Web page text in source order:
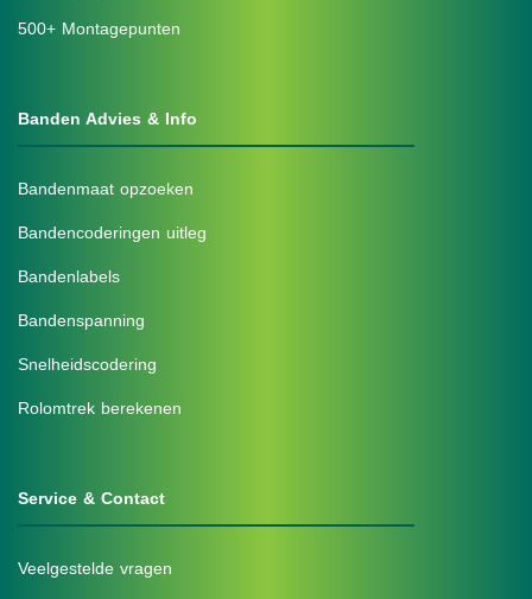
500+ Montagepunten
Banden Advies & Info
Bandenmaat opzoeken
Bandencoderingen uitleg
Bandenlabels
Bandenspanning
Snelheidscodering
Rolomtrek berekenen
Service & Contact
Veelgestelde vragen